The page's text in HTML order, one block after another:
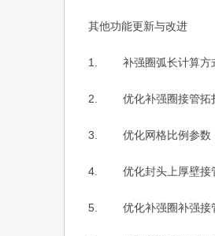
其他功能更新与改进
1. 补强圈弧长计算方
2. 优化补强圈接管拓
3. 优化网格比例参数
4. 优化封头上厚壁接
5. 优化补强圈补强接